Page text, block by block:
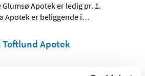
Apotek er ledig pr. 1.
Apotek er beliggende i…
Apotek